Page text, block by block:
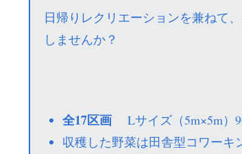
日帰りレクリエーションを兼ねて
しませんか？
全17区画Lサイズ（5m×5m）9
収穫した野菜は田舎型コワーキ